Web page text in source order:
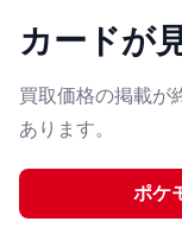
カードが
買取価格の掲載が
あります。
ポケ